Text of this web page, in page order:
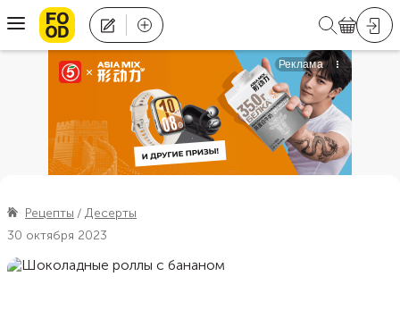
Рецепты
Десерты
30 октября 2023